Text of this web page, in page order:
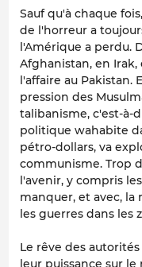
Sauf qu'à chaque
de l'horreur a
l'Amérique a perdu.
Afghanistan, en
l'affaire au Pakistan.
pression des
talibanisme, c'est-à-
politique wahabite
pétro-dollars, va
communisme. Trop
l'avenir, y compris
manquer, et avec,
les guerres dans les
Le rêve des